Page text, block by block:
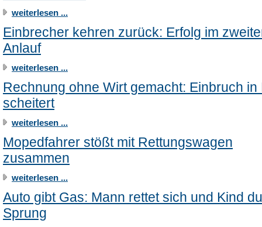
weiterlesen ...
Einbrecher kehren zurück: Erfolg im
Anlauf
weiterlesen ...
Rechnung ohne Wirt gemacht: Einbruch in
scheitert
weiterlesen ...
Mopedfahrer stößt mit Rettungswagen
zusammen
weiterlesen ...
Auto gibt Gas: Mann rettet sich und Kind
Sprung